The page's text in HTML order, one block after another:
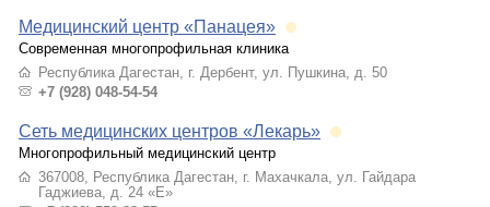
Медицинский центр «Панацея»
Современная многопрофильная клиника
Республика Дагестан, г. Дербент, ул. Пушкина, д. 50
+7 (928) 048-54-54
Сеть медицинских центров «Лекарь»
Многопрофильный медицинский центр
367008, Республика Дагестан, г. Махачкала, ул. Гайдара
Гаджиева, д. 24 «Е»